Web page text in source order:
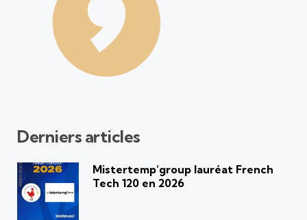
Derniers articles
Mistertemp’group lauréat French
Tech 120 en 2026